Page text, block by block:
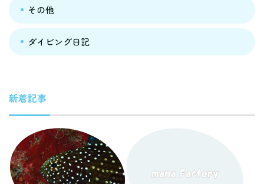
その他
ダイビング日記
新着記事